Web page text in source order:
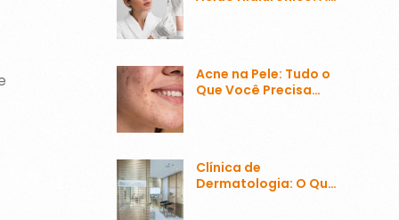
Acne na Pele: Tudo o
Que Você Precisa
Clínica de
Dermatologia: O Que